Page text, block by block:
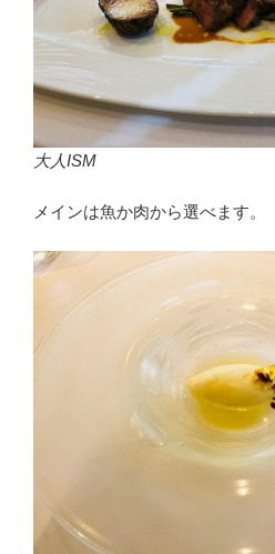
大人ISM
メインは魚か肉から選べます。